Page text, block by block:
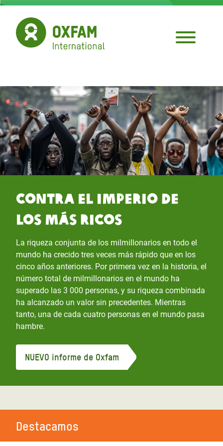
Pasar
contenido
principal
Contra el Imperio de
los Más Ricos
La riqueza conjunta de los milmillonarios en todo el
mundo ha crecido tres veces más rápido que en los
cinco años anteriores. Por primera vez en la historia, el
número total de milmillonarios en el mundo ha
superado las 3 000 personas, y su riqueza combinada
ha alcanzado un valor sin precedentes. Mientras
tanto, una de cada cuatro personas en el mundo pasa
hambre.
NUEVO informe de Oxfam
Destacamos